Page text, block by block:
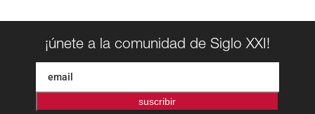
¡únete a la comunidad de Siglo XXI!
suscribir